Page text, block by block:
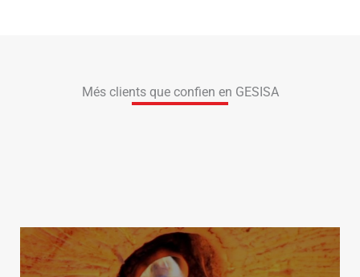
Més clients que confien en GESISA